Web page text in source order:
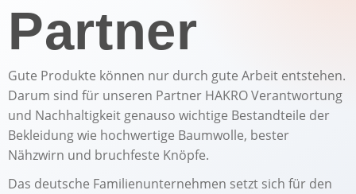
Partner
Gute Produkte können nur durch gute Arbeit entstehen.
Darum sind für unseren Partner HAKRO Verantwortung
und Nachhaltigkeit genauso wichtige Bestandteile der
Bekleidung wie hochwertige Baumwolle, bester
Nähzwirn und bruchfeste Knöpfe.
Das deutsche Familienunternehmen setzt sich für den